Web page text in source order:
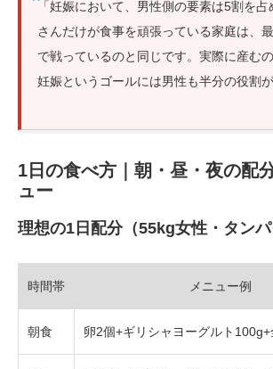
「妊娠において、男性側の要素は5割を
さんだけが食事を頑張っている家庭は、
で戦っているのと同じです。実際に産む
妊娠というゴールには男性も半分の役割が
1日の食べ方｜朝・昼・夜の配
ュー
理想の1日配分（55kg女性・タンパ
時間帯 メニュー例
朝食 卵2個+ギリシャヨーグルト100g+